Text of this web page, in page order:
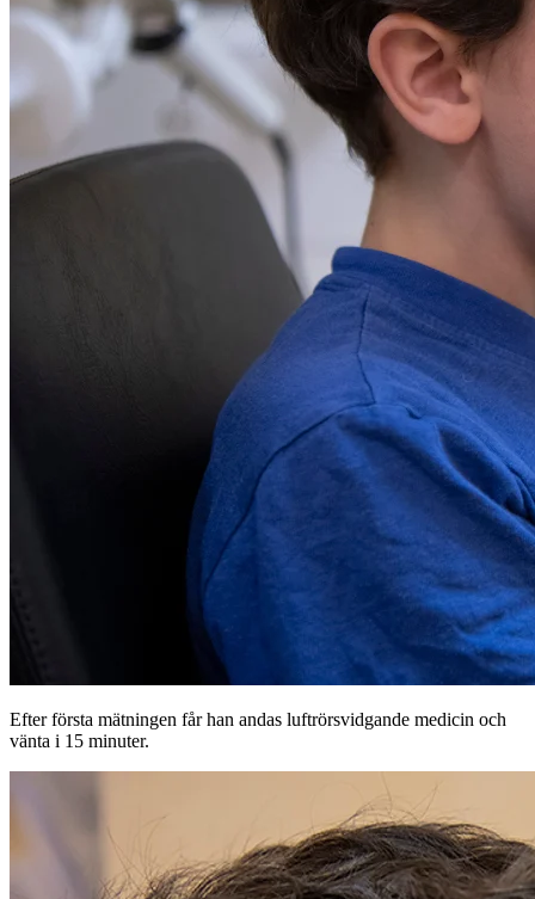
Efter första mätningen får han andas luftrörsvidgande medicin och
vänta i 15 minuter.